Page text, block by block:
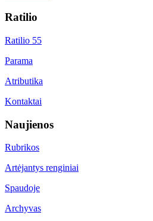
Ratilio
Ratilio 55
Parama
Atributika
Kontaktai
Naujienos
Rubrikos
Artėjantys renginiai
Spaudoje
Archyvas